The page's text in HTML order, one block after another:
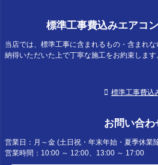
標準工事費込みエアコ
当店では、標準工事に含まれるもの・含まれ
納得いただいた上で丁寧な施工をお約束します
標準工事費込
お問い合わ
営業日：月～金 (土日祝・年末年始・夏季休業
営業時間：10:00 ～ 12:00、13:00 ～ 17:00